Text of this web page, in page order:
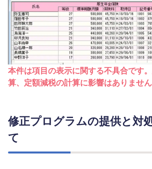
本件は項目の表示に関する不具合です
算、定額減税の計算に影響はありません
修正プログラムの提供と対
て